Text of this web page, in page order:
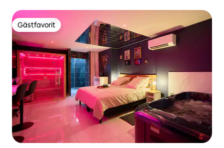
Gästfavorit
Gästfavorit